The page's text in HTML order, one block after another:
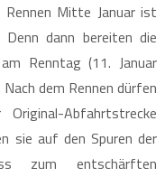
Mitte Januar ist
dann bereiten die
Renntag (11. Januar
dem Rennen dürfen
Abfahrtstrecke
sie auf den Spuren der
zum entschärften